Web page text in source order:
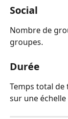
Social
Nombre de
groupes.
Durée
Temps total de
sur une